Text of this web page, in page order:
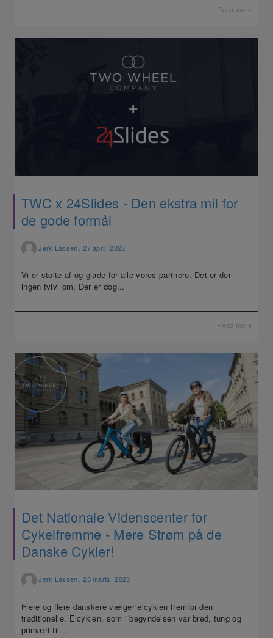
Read more
TWC x 24Slides - Den ekstra mil for
de gode formål
Jerk Lassen,27 april, 2023
Vi er stolte af og glade for alle vores partnere. Det er der
ingen tvivl om. Der er dog...
Read more
Det Nationale Videnscenter for
Cykelfremme - Mere Strøm på de
Danske Cykler!
Jerk Lassen,23 marts, 2023
Flere og flere danskere vælger elcyklen fremfor den
traditionelle. Elcyklen, som i begyndelsen var bred, tung og
primært til...